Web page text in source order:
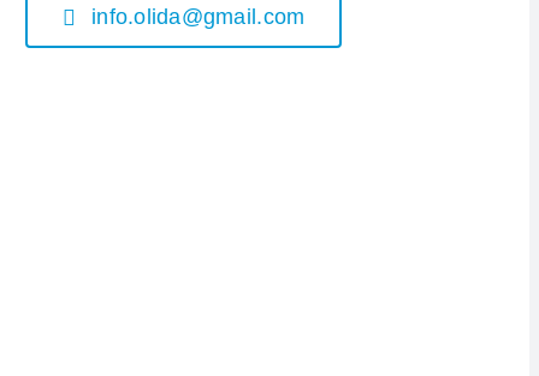
info.olida@gmail.com